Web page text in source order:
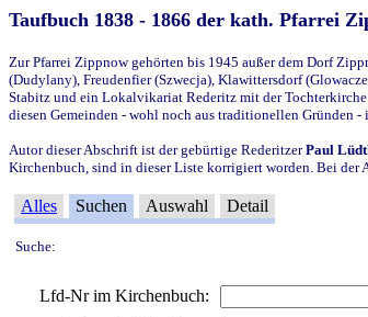
Taufbuch 1838 - 1866 der kath. Pfarrei
Zur Pfarrei Zippnow gehörten bis 1945 außer dem Dorf
(Dudylany), Freudenfier (Szwecja), Klawittersdorf
Stabitz und ein Lokalvikariat Rederitz mit der
diesen Gemeinden - wohl noch aus traditionellen Gründen -
Autor dieser Abschrift ist der gebürtige RederitzerPaul
Kirchenbuch, sind in dieser Liste korrigiert worden. Bei der
Alles Suchen Auswahl Detail
Suche:
Lfd-Nr im Kirchenbuch: